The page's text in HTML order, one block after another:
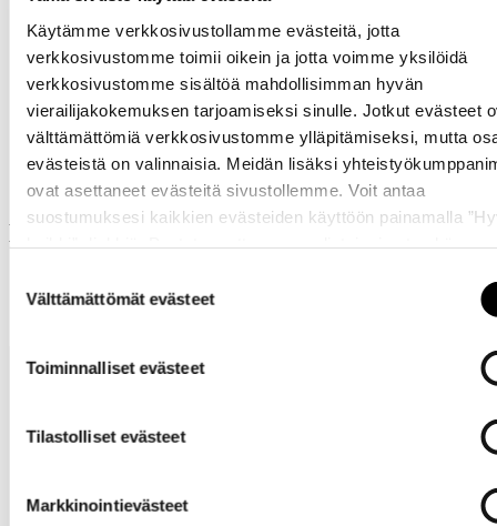
Käytämme verkkosivustollamme evästeitä, jotta
verkkosivustomme toimii oikein ja jotta voimme yksilöidä
verkkosivustomme sisältöä mahdollisimman hyvän
vierailijakokemuksen tarjoamiseksi sinulle. Jotkut evästeet
välttämättömiä verkkosivustomme ylläpitämiseksi, mutta
evästeistä on valinnaisia. Meidän lisäksi
ovat asettaneet evästeitä sivustollemme. Voit antaa
suostumuksesi kaikkien evästeiden käyttöön painamalla
valinta
Välttämättömät evästeet
Toiminnalliset evästeet
Tilastolliset evästeet
Markkinointievästeet
Samankaltaisia tuotteita
Muut ostivat myös